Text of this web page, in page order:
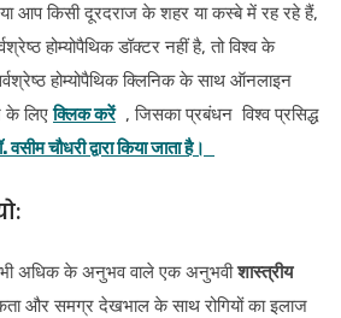
आप किसी दूरदराज के शहर या कस्बे में रह रहे हैं,
होम्योपैथिक डॉक्टर नहीं है, तो विश्व के
होम्योपैथिक क्लिनिक के साथ ऑनलाइन
के लिएक्लिक करें, जिसका प्रबंधन विश्व प्रसिद्ध
वसीम चौधरी द्वारा किया जाता है।
अधिक के अनुभव वाले एक अनुभवीशास्त्रीय
और समग्र देखभाल के साथ रोगियों का इलाज